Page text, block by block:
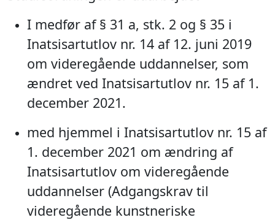
I medfør af § 31 a, stk. 2 og § 35 i
Inatsisartutlov nr. 14 af 12. juni 2019
om videregående uddannelser, som
ændret ved Inatsisartutlov nr. 15 af 1.
december 2021.
med hjemmel i Inatsisartutlov nr. 15 af
1. december 2021 om ændring af
Inatsisartutlov om videregående
uddannelser (Adgangskrav til
videregående kunstneriske